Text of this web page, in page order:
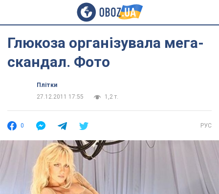
Глюкоза організувала мега-
скандал. Фото
Плітки
27.12.2011 17:55
1,2 т.
0 РУС